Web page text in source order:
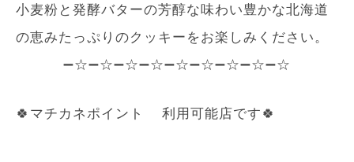
小麦粉と発酵バターの芳醇な味わい豊かな北海道
の恵みたっぷりのクッキーをお楽しみください。
➖☆➖☆➖☆➖☆➖☆➖☆➖☆➖☆➖☆
🍀マチカネポイント 利用可能店です🍀